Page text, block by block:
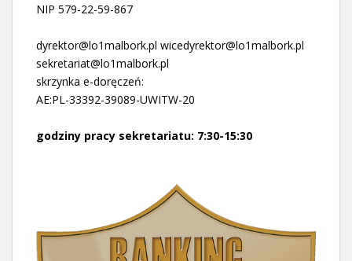
NIP 579-22-59-867
dyrektor@lo1malbork.pl wicedyrektor@lo1malbork.pl
sekretariat@lo1malbork.pl
skrzynka e-doręczeń:
AE:PL-33392-39089-UWITW-20
godziny pracy sekretariatu: 7:30-15:30